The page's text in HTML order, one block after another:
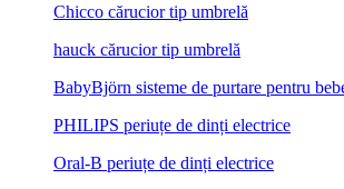
Chicco cărucior tip umbrelă
hauck cărucior tip umbrelă
BabyBjörn sisteme de purtare pentru
PHILIPS periuțe de dinți electrice
Oral-B periuțe de dinți electrice